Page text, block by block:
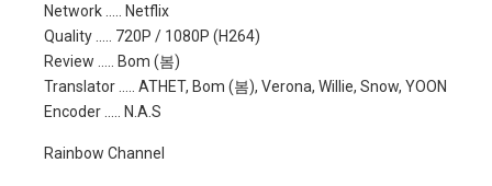
Network ….. Netflix
Quality ….. 720P / 1080P (H264)
Review ….. Bom (봄)
Translator ….. ATHET, Bom (봄), Verona, Willie, Snow, YOON
Encoder ….. N.A.S
Rainbow Channel